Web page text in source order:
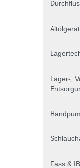
Lager-,
Fass &